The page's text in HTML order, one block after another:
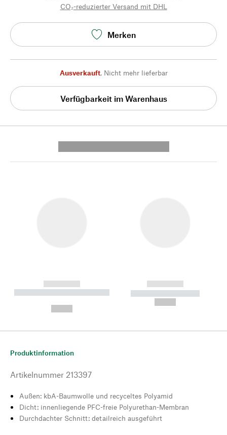
CO₂-reduzierter Versand mit DHL
Merken
Ausverkauft, Nicht mehr lieferbar
Verfügbarkeit im Warenhaus
------------
----------- ----------- --------
------------
----------- -----------
Produktinformation
Artikelnummer 213397
Außen: kbA-Baumwolle und recyceltes Polyamid
Dicht: innenliegende PFC-freie Polyurethan-Membran
Durchdachter Schnitt: detailreich ausgeführt